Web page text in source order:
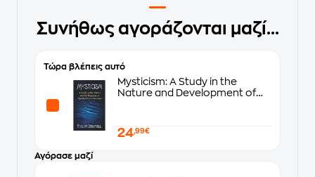
Συνήθως αγοράζονται μαζί...
Τώρα βλέπεις αυτό
Mysticism: A Study in the
Nature and Development of
24,99€
Αγόρασε μαζί